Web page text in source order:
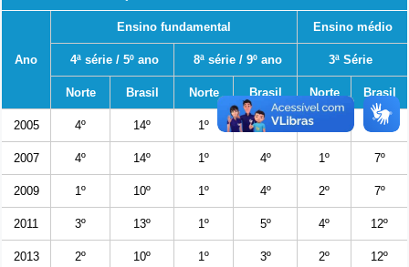
Ano
Ensino fundamental Ensino médio
4ª série / 5º ano 8ª série / 9º ano 3ª Série
Norte Brasil Norte Brasil Norte Brasil
2005 4º 14º 1º 4º 8º
2007 4º 14º 1º 4º 1º 7º
2009 1º 10º 1º 4º 2º 7º
2011 3º 13º 1º 5º 4º 12º
2013 2º 10º 1º 3º 2º 12º